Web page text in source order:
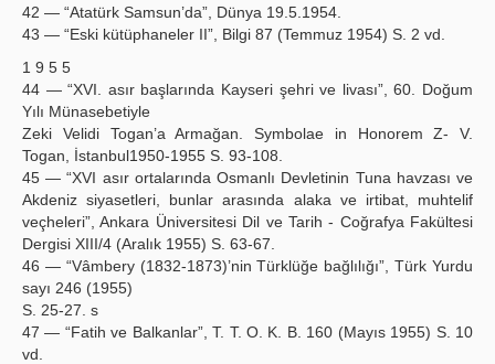
42 — “Atatürk Samsun’da”, Dünya 19.5.1954.
43 — “Eski kütüphaneler II”, Bilgi 87 (Temmuz 1954) S. 2 vd.
1 9 5 5
44 — “XVI. asır başlarında Kayseri şehri ve livası”, 60. Doğum
Yılı Münasebetiyle
Zeki Velidi Togan’a Armağan. Symbolae in Honorem Z- V.
Togan, İstanbul1950-1955 S. 93-108.
45 — “XVI asır ortalarında Osmanlı Devletinin Tuna havzası ve
Akdeniz siyasetleri, bunlar arasında alaka ve irtibat, muhtelif
veçheleri”, Ankara Üniversitesi Dil ve Tarih - Coğrafya Fakültesi
Dergisi XIII/4 (Aralık 1955) S. 63-67.
46 — “Vâmbery (1832-1873)’nin Türklüğe bağlılığı”, Türk Yurdu
sayı 246 (1955)
S. 25-27. s
47 — “Fatih ve Balkanlar”, T. T. O. K. B. 160 (Mayıs 1955) S. 10
vd.